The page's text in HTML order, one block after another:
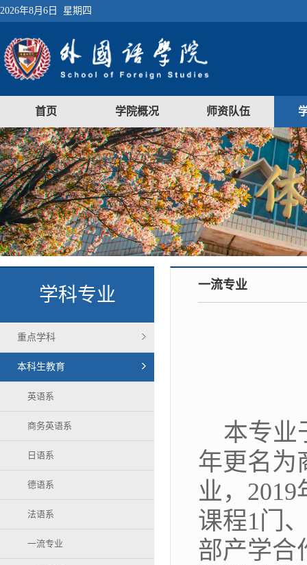
2026年8月6日 星期四
首页 学院概况 师资队伍
学科专业
重点学科
本科生教育
英语系
商务英语系
日语系
德语系
法语系
一流专业
一流专业
本专业
年更名为
业，
课程1门
部产学合